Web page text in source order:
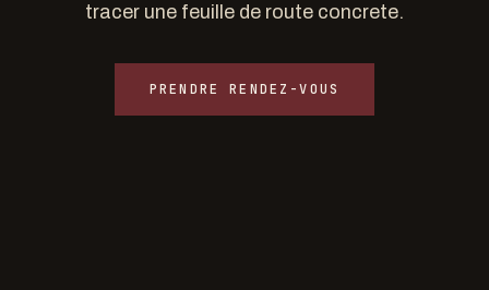
tracer une feuille de route concrete.
PRENDRE RENDEZ-VOUS